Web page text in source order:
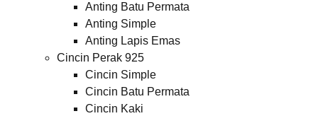
Anting Batu Permata
Anting Simple
Anting Lapis Emas
Cincin Perak 925
Cincin Simple
Cincin Batu Permata
Cincin Kaki